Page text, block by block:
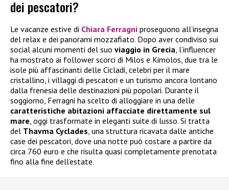
dei pescatori?
Le vacanze estive di Chiara Ferragni proseguono all’insegna
del relax e dei panorami mozzafiato. Dopo aver condiviso sui
social alcuni momenti del suo viaggio in Grecia , l’influencer
ha mostrato ai follower scorci di Milos e Kimolos, due tra le
isole più affascinanti delle Cicladi, celebri per il mare
cristallino, i villaggi di pescatori e un turismo ancora lontano
dalla frenesia delle destinazioni più popolari. Durante il
soggiorno, Ferragni ha scelto di alloggiare in una delle
caratteristiche abitazioni affacciate direttamente sul
mare , oggi trasformate in eleganti suite di lusso. Si tratta
del Thavma Cyclades , una struttura ricavata dalle antiche
case dei pescatori, dove una notte può costare a partire da
circa 760 euro e che risulta quasi completamente prenotata
fino alla fine dell’estate.